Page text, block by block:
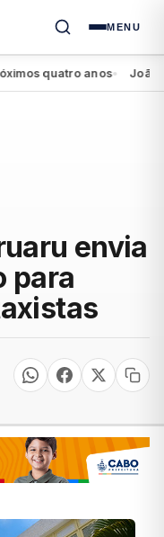
MENU
quatro anos● João
envia
para